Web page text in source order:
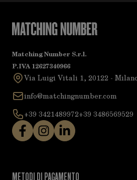
Matching Number S.r.l.
P.IVA 12627340966
Via Luigi Vitali 1, 20122 -
info@matchingnumber.com
+39 3421489972+39 3486569529
METODI DI PAGAMENTO